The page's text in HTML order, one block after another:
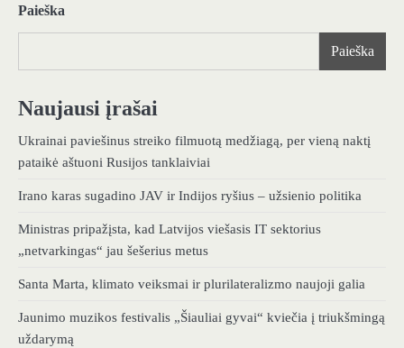
Paieška
Paieška
Naujausi įrašai
Ukrainai paviešinus streiko filmuotą medžiagą, per vieną naktį
pataikė aštuoni Rusijos tanklaiviai
Irano karas sugadino JAV ir Indijos ryšius – užsienio politika
Ministras pripažįsta, kad Latvijos viešasis IT sektorius
„netvarkingas“ jau šešerius metus
Santa Marta, klimato veiksmai ir plurilateralizmo naujoji galia
Jaunimo muzikos festivalis „Šiauliai gyvai“ kviečia į triukšmingą
uždarymą